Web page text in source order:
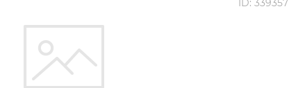
ID: 339357